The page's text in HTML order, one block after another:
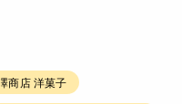
商店 洋菓子